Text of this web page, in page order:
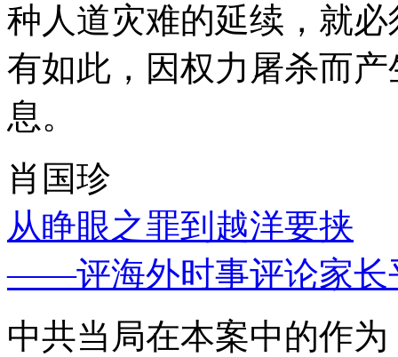
种人道灾难的延续，就
有如此，因权力屠杀而
息。
肖国珍
从睁眼之罪到越洋要挟
——评海外时事评论家长
中共当局在本案中的作